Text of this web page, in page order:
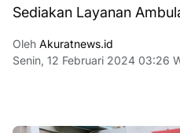
Sediakan Layanan
Oleh Akuratnews.id
Senin, 12 Februari 2024 03:26